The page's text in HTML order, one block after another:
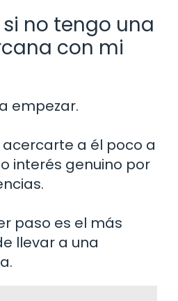
no tengo una
con mi
empezar.
a él poco a
interés genuino por
paso es el más
llevar a una